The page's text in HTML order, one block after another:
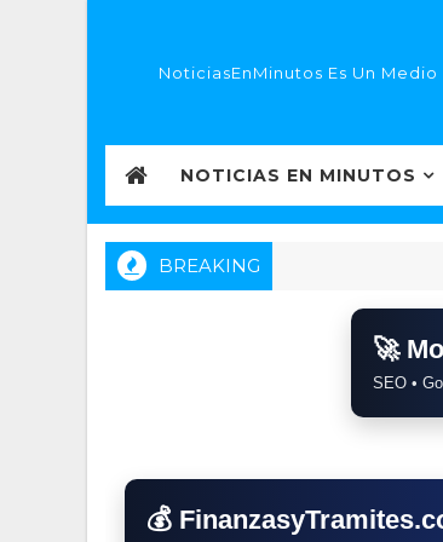
NoticiasEnMinutos Es Un
NOTICIAS EN MINUTOS
BREAKING
🚀
SEO •
💰